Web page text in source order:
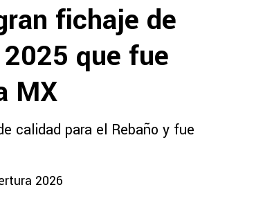
fichaje de
que fue
MX
calidad para el Rebaño y fue
2026